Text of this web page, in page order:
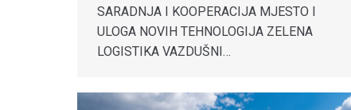
SARADNJA I KOOPERACIJA MJESTO I
ULOGA NOVIH TEHNOLOGIJA ZELENA
LOGISTIKA VAZDUŠNI…